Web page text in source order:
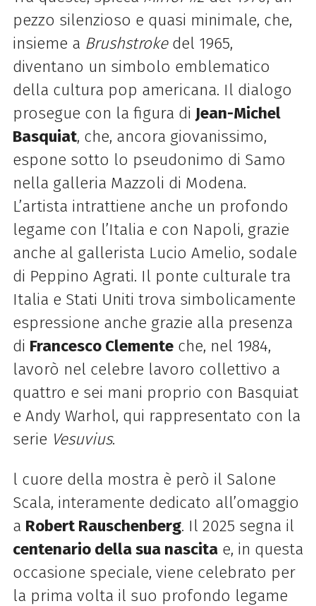
pezzo silenzioso e quasi minimale, che,
insieme a Brushstrokedel 1965,
diventano un simbolo emblematico
della cultura pop americana. Il dialogo
prosegue con la figura di Jean-Michel
Basquiat, che, ancora giovanissimo,
espone sotto lo pseudonimo di Samo
nella galleria Mazzoli di Modena.
L’artista intrattiene anche un profondo
legame con l’Italia e con Napoli, grazie
anche al gallerista Lucio Amelio, sodale
di Peppino Agrati. Il ponte culturale tra
Italia e Stati Uniti trova simbolicamente
espressione anche grazie alla presenza
di Francesco Clementeche, nel 1984,
lavorò nel celebre lavoro collettivo a
quattro e sei mani proprio con Basquiat
e Andy Warhol, qui rappresentato con la
serie Vesuvius.
l cuore della mostra è però il Salone
Scala, interamente dedicato all’omaggio
a Robert Rauschenberg. Il 2025 segna il
centenario della sua nascitae, in questa
occasione speciale, viene celebrato per
la prima volta il suo profondo legame